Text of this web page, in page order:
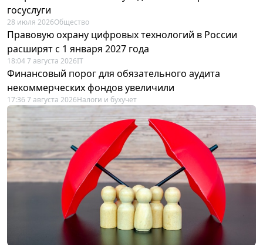
госуслуги
28 июля 2026Общество
Правовую охрану цифровых технологий в России
расширят с 1 января 2027 года
18:04 7 августа 2026IT
Финансовый порог для обязательного аудита
некоммерческих фондов увеличили
17:36 7 августа 2026Налоги и бухучет